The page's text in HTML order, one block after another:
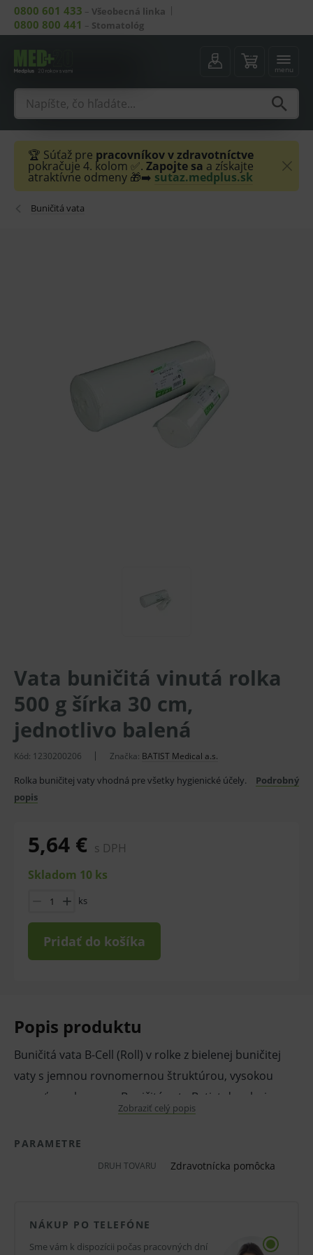
0800 601 433 – Všeobecná linka
0800 800 441 – Stomatológ
menu
🏆 Súťaž pre pracovníkov v zdravotníctve
pokračuje 4. kolom ✅. Zapojte sa a získajte
atraktívne odmeny 🎁➡️ sutaz.medplus.sk
Buničitá vata
Vata buničitá vinutá rolka
500 g šírka 30 cm,
jednotlivo balená
Kód: 1230200206 Značka: BATIST Medical a.s.
Rolka buničitej vaty vhodná pre všetky hygienické účely.
Podrobný
popis
5,64 € s DPH
Skladom 10 ks
ks
Pridať do košíka
Popis produktu
Buničitá vata B-Cell (Roll) v rolke z bielenej buničitej
vaty s jemnou rovnomernou štruktúrou, vysokou
savosťou a krepom. Buničitá vata Batist dosahuje
belosť cez 80 % bez toho, aby sa použili optické
zjasňovače. Rolka je príjemná na dotyk a
neprašná. Nesterilná.
účely.
Vlastnosti a výhody:
Zobraziť celý popis
PARAMETRE
DRUH TOVARU Zdravotnícka pomôcka
NÁKUP PO TELEFÓNE
Sme vám k dispozícii počas pracovných dní